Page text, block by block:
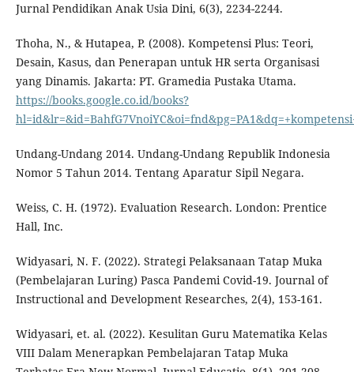
Jurnal Pendidikan Anak Usia Dini, 6(3), 2234-2244.
Thoha, N., & Hutapea, P. (2008). Kompetensi Plus: Teori,
Desain, Kasus, dan Penerapan untuk HR serta Organisasi
yang Dinamis. Jakarta: PT. Gramedia Pustaka Utama.
https://books.google.co.id/books?
Undang-Undang 2014. Undang-Undang Republik Indonesia
Nomor 5 Tahun 2014. Tentang Aparatur Sipil Negara.
Weiss, C. H. (1972). Evaluation Research. London: Prentice
Hall, Inc.
Widyasari, N. F. (2022). Strategi Pelaksanaan Tatap Muka
(Pembelajaran Luring) Pasca Pandemi Covid-19. Journal of
Instructional and Development Researches, 2(4), 153-161.
Widyasari, et. al. (2022). Kesulitan Guru Matematika Kelas
VIII Dalam Menerapkan Pembelajaran Tatap Muka